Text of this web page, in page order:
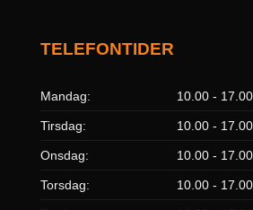
TELEFONTIDER
Mandag: 10.00 - 17.00
Tirsdag: 10.00 - 17.00
Onsdag: 10.00 - 17.00
Torsdag: 10.00 - 17.00